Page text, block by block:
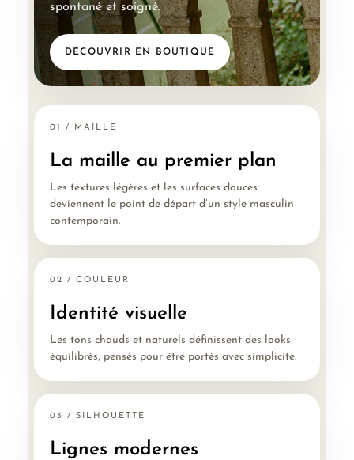
spontané et soigné.
DÉCOUVRIR EN BOUTIQUE
01 / MAILLE
La maille au premier plan
Les textures légères et les surfaces douces
deviennent le point de départ d’un style masculin
contemporain.
02 / COULEUR
Identité visuelle
Les tons chauds et naturels définissent des looks
équilibrés, pensés pour être portés avec simplicité.
03 / SILHOUETTE
Lignes modernes